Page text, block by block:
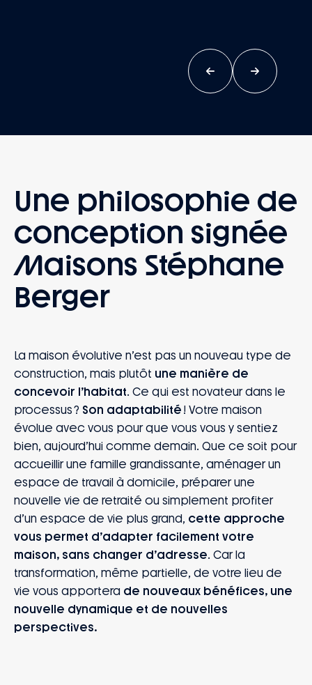
Une philosophie de
conception signée
Maisons Stéphane
Berger
La maison évolutive n’est pas un nouveau type de
construction, mais plutôt une manière de
concevoir l’habitat. Ce qui est novateur dans le
processus ? Son adaptabilité ! Votre maison
évolue avec vous pour que vous vous y sentiez
bien, aujourd’hui comme demain. Que ce soit pour
accueillir une famille grandissante, aménager un
espace de travail à domicile, préparer une
nouvelle vie de retraité ou simplement profiter
d’un espace de vie plus grand, cette approche
vous permet d’adapter facilement votre
maison, sans changer d’adresse. Car la
transformation, même partielle, de votre lieu de
vie vous apportera de nouveaux bénéfices, une
nouvelle dynamique et de nouvelles
perspectives.